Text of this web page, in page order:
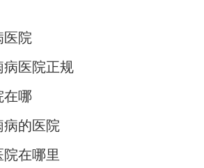
医院
病医院正规
在哪
病的医院
在哪里